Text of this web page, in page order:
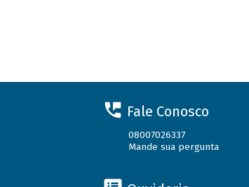
Fale Conosco
08007026337
Mande sua pergunta